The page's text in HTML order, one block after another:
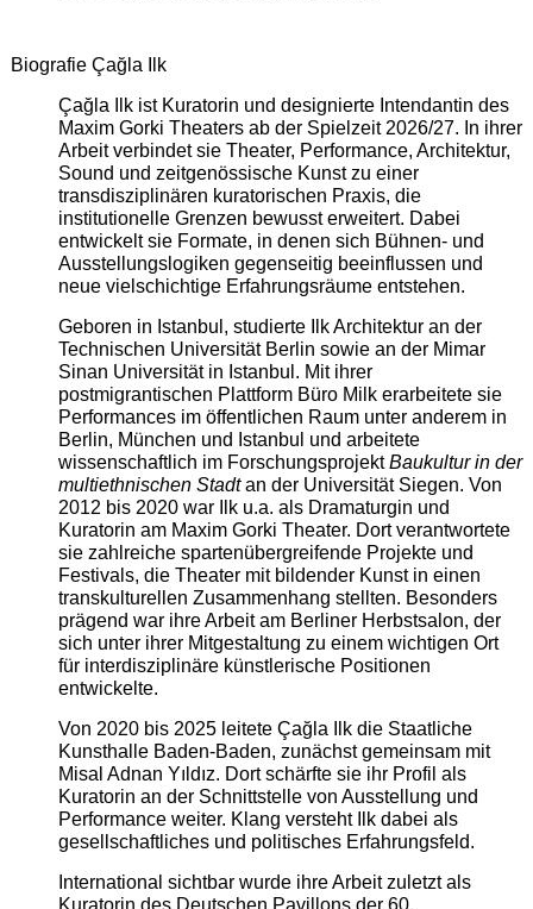
Biografie Çağla Ilk
Çağla Ilk ist Kuratorin und designierte Intendantin des
Maxim Gorki Theaters ab der Spielzeit 2026/27. In ihrer
Arbeit verbindet sie Theater, Performance, Architektur,
Sound und zeitgenössische Kunst zu einer
transdisziplinären kuratorischen Praxis, die
institutionelle Grenzen bewusst erweitert. Dabei
entwickelt sie Formate, in denen sich Bühnen- und
Ausstellungslogiken gegenseitig beeinflussen und
neue vielschichtige Erfahrungsräume entstehen.
Geboren in Istanbul, studierte Ilk Architektur an der
Technischen Universität Berlin sowie an der Mimar
Sinan Universität in Istanbul. Mit ihrer
postmigrantischen Plattform Büro Milk erarbeitete sie
Performances im öffentlichen Raum unter anderem in
Berlin, München und Istanbul und arbeitete
wissenschaftlich im ForschungsprojektBaukultur in der
multiethnischen Stadtan der Universität Siegen. Von
2012 bis 2020 war Ilk u.a. als Dramaturgin und
Kuratorin am Maxim Gorki Theater. Dort verantwortete
sie zahlreiche spartenübergreifende Projekte und
Festivals, die Theater mit bildender Kunst in einen
transkulturellen Zusammenhang stellten. Besonders
prägend war ihre Arbeit am Berliner Herbstsalon, der
sich unter ihrer Mitgestaltung zu einem wichtigen Ort
für interdisziplinäre künstlerische Positionen
entwickelte.
Von 2020 bis 2025 leitete Çağla Ilk die Staatliche
Kunsthalle Baden-Baden, zunächst gemeinsam mit
Misal Adnan Yıldız. Dort schärfte sie ihr Profil als
Kuratorin an der Schnittstelle von Ausstellung und
Performance weiter. Klang versteht Ilk dabei als
gesellschaftliches und politisches Erfahrungsfeld.
International sichtbar wurde ihre Arbeit zuletzt als
Kuratorin des Deutschen Pavillons der 60.